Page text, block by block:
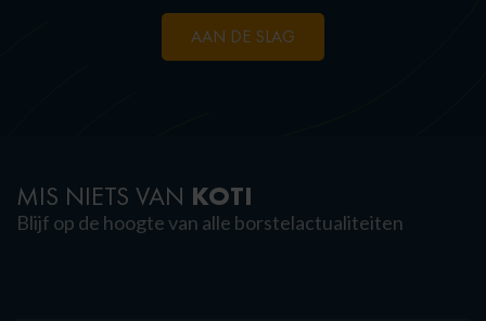
AAN DE SLAG
MIS NIETS VAN KOTI
Blijf op de hoogte van alle borstelactualiteiten